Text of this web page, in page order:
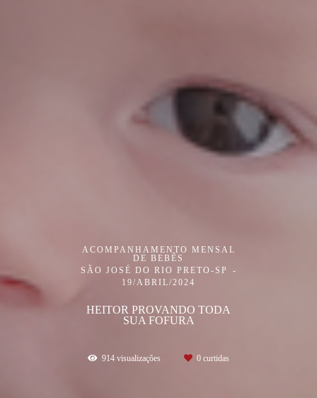
ACOMPANHAMENTO MENSAL
DE BEBÊS
SÃO JOSÉ DO RIO PRETO-SP
19/ABRIL/2024
HEITOR PROVANDO TODA
SUA FOFURA
914 visualizações 0 curtidas